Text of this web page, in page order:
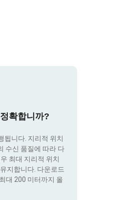
확합니까?
됩니다. 지리적 위치
수신 품질에 따라 다
최대 지리적 위치
지합니다. 다운로드
대 200 미터까지 올